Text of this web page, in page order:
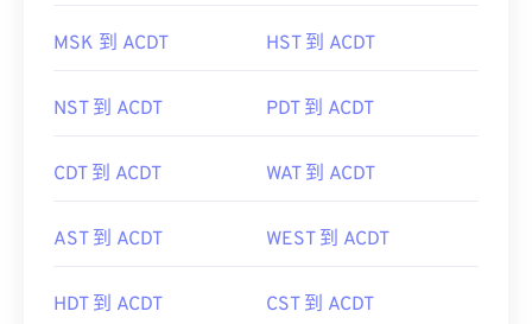
MSK 到 ACDT HST 到 ACDT
NST 到 ACDT PDT 到 ACDT
CDT 到 ACDT WAT 到 ACDT
AST 到 ACDT WEST 到 ACDT
HDT 到 ACDT CST 到 ACDT